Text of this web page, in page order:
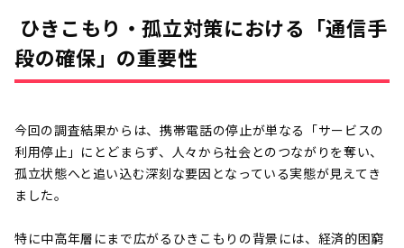
ひきこもり・孤立対策における「通信手
段の確保」の重要性
今回の調査結果からは、携帯電話の停止が単なる「サービスの
利用停止」にとどまらず、人々から社会とのつながりを奪い、
孤立状態へと追い込む深刻な要因となっている実態が見えてき
ました。
特に中高年層にまで広がるひきこもりの背景には、経済的困窮